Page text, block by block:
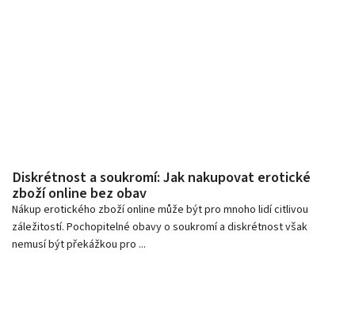
Diskrétnost a soukromí: Jak nakupovat erotické
zboží online bez obav
Nákup erotického zboží online může být pro mnoho lidí citlivou
záležitostí. Pochopitelné obavy o soukromí a diskrétnost však
nemusí být překážkou pro ...